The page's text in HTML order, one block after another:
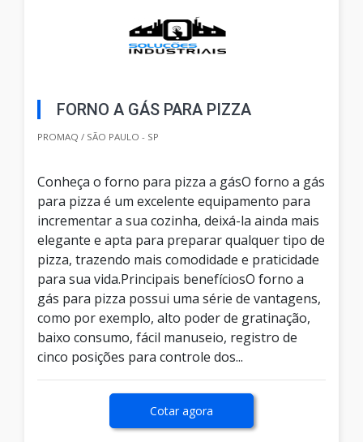
FORNO A GÁS PARA PIZZA
PROMAQ / SÃO PAULO - SP
Conheça o forno para pizza a gásO forno a gás
para pizza é um excelente equipamento para
incrementar a sua cozinha, deixá-la ainda mais
elegante e apta para preparar qualquer tipo de
pizza, trazendo mais comodidade e praticidade
para sua vida.Principais benefíciosO forno a
gás para pizza possui uma série de vantagens,
como por exemplo, alto poder de gratinação,
baixo consumo, fácil manuseio, registro de
cinco posições para controle dos...
Cotar agora